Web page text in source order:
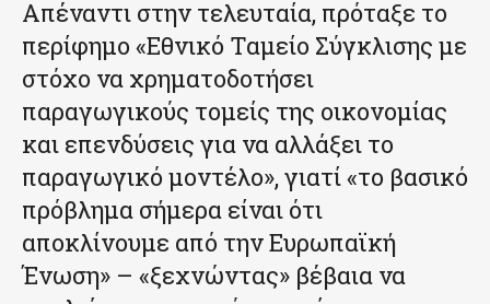
Απέναντι στην τελευταία, πρόταξε το
περίφημο «Εθνικό Ταμείο Σύγκλισης με
στόχο να χρηματοδοτήσει
παραγωγικούς τομείς της οικονομίας
και επενδύσεις για να αλλάξει το
παραγωγικό μοντέλο», γιατί «το βασικό
πρόβλημα σήμερα είναι ότι
αποκλίνουμε από την Ευρωπαϊκή
Ένωση» – «ξεχνώντας» βέβαια να